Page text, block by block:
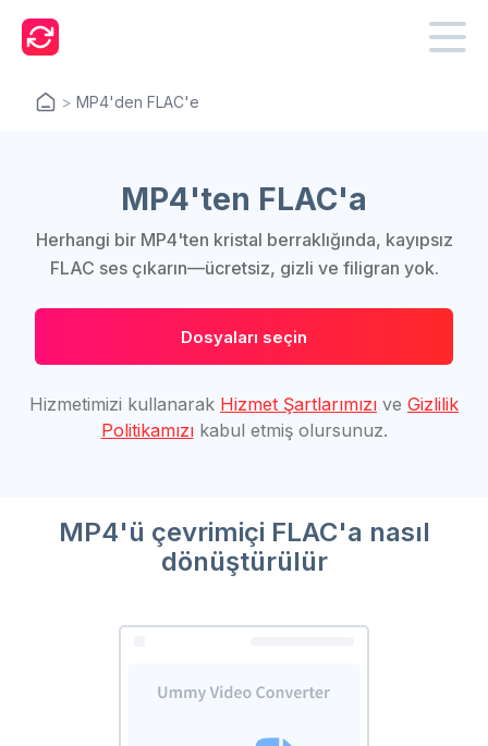
> MP4'den FLAC'e
MP4'ten FLAC'a
Herhangi bir MP4'ten kristal berraklığında, kayıpsız
FLAC ses çıkarın—ücretsiz, gizli ve filigran yok.
Dosyaları seçin
Hizmetimizi kullanarak Hizmet Şartlarımızı ve Gizlilik
Politikamızıkabul etmiş olursunuz.
MP4'ü çevrimiçi FLAC'a nasıl
dönüştürülür